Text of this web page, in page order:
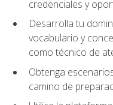
credenciales y
Desarrolla tu
vocabulario y
como técnico de
Obtenga
camino de